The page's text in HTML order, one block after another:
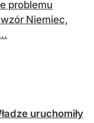
problemu
Niemiec,
uruchomiły